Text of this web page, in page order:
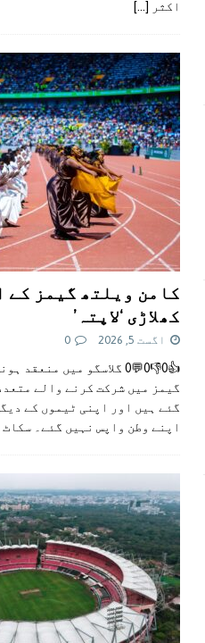
اکثر
[...]
کامن ویلتھ گیمز کے
کھلاڑی ‘لاپتہ’
اگست 5, 2026 0
👍0👎0💬0 گلاسگو میں
گیمز میں شرکت کرنے والے متعدد
گئے ہیں اور اپنی ٹیموں کے
اپنے وطن واپس نہیں گئے۔